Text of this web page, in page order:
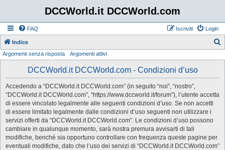
DCCWorld.it DCCWorld.com
FAQ Login
Iscriviti
Indice
Argomenti senza risposta Argomenti attivi
DCCWorld.it DCCWorld.com - Condizioni d’uso
Accedendo a “DCCWorld.it DCCWorld.com” (in seguito “noi”, “nostro”,
“DCCWorld.it DCCWorld.com”, “https://www.dccworld.it/forum”), l’utente accetta
di essere vincolato legalmente alle seguenti condizioni d’uso. Se non accetti
di essere limitato legalmente dalle condizioni d’uso seguenti non utilizzare i
servizi offerti da “DCCWorld.it DCCWorld.com”. Le condizioni d’uso possono
cambiare in qualunque momento, sarà nostra premura avvisarti di tali
modifiche, benché sia opportuno controllare con frequenza queste pagine per
eventuali modifiche, dato che l’uso dei servizi di “DCCWorld.it DCCWorld.com”